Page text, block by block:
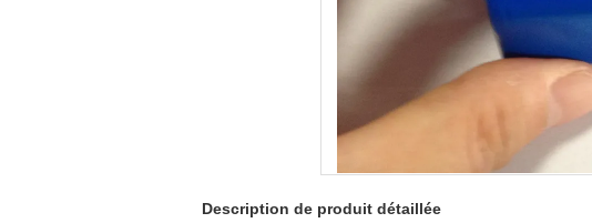
Description de produit détaillée